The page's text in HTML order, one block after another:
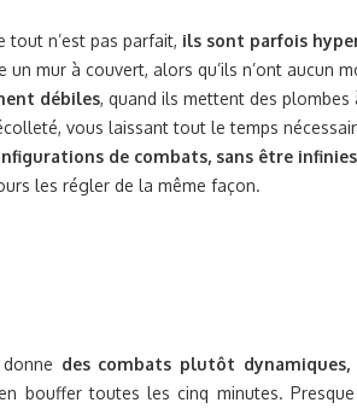
tout n’est pas parfait, ils sont parfois
un mur à couvert, alors qu’ils n’ont aucun
débiles, quand ils mettent des
vous laissant tout le temps
de combats, sans être
les régler de la même façon.
donne des combats plutôt dynamiques,
bouffer toutes les cinq minutes.